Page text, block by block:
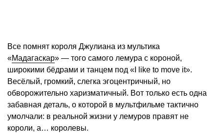
Все помнят короля Джулиана из мультика
«Мадагаскар» — того самого лемура с короной,
широкими бёдрами и танцем под «I like to move it».
Весёлый, громкий, слегка эгоцентричный, но
обворожительно харизматичный. Вот только есть одна
забавная деталь, о которой в мультфильме тактично
умолчали: в реальной жизни у лемуров правят не
короли, а… королевы.